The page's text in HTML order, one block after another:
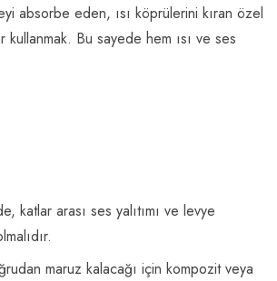
absorbe eden, ısı köprülerini kıran özel
Bu sayede hem ısı ve ses
arası ses yalıtımı ve levye
maruz kalacağı için kompozit veya